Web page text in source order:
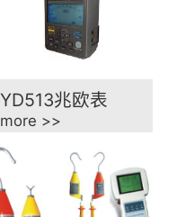
YD513兆欧表
more >>